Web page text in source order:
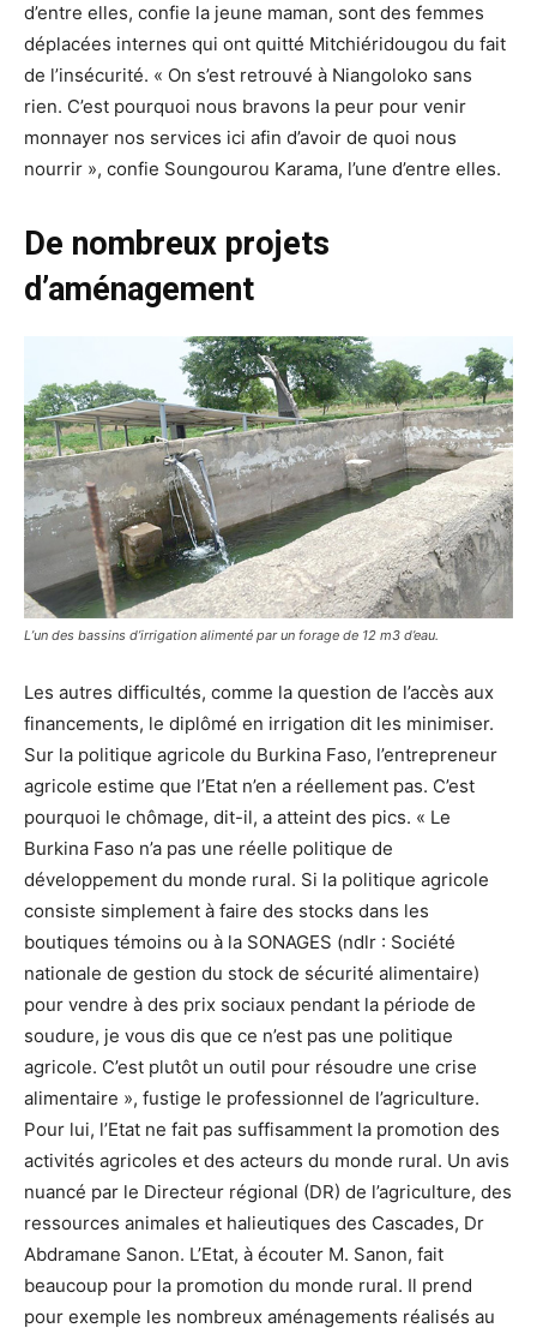
d’entre elles, confie la jeune maman, sont des femmes
déplacées internes qui ont quitté Mitchiéridougou du fait
de l’insécurité. « On s’est retrouvé à Niangoloko sans
rien. C’est pourquoi nous bravons la peur pour venir
monnayer nos services ici afin d’avoir de quoi nous
nourrir », confie Soungourou Karama, l’une d’entre elles.
De nombreux projets
d’aménagement
L’un des bassins d’irrigation alimenté par un forage de 12 m3 d’eau.
Les autres difficultés, comme la question de l’accès aux
financements, le diplômé en irrigation dit les minimiser.
Sur la politique agricole du Burkina Faso, l’entrepreneur
agricole estime que l’Etat n’en a réellement pas. C’est
pourquoi le chômage, dit-il, a atteint des pics. « Le
Burkina Faso n’a pas une réelle politique de
développement du monde rural. Si la politique agricole
consiste simplement à faire des stocks dans les
boutiques témoins ou à la SONAGES (ndlr : Société
nationale de gestion du stock de sécurité alimentaire)
pour vendre à des prix sociaux pendant la période de
soudure, je vous dis que ce n’est pas une politique
agricole. C’est plutôt un outil pour résoudre une crise
alimentaire », fustige le professionnel de l’agriculture.
Pour lui, l’Etat ne fait pas suffisamment la promotion des
activités agricoles et des acteurs du monde rural. Un avis
nuancé par le Directeur régional (DR) de l’agriculture, des
ressources animales et halieutiques des Cascades, Dr
Abdramane Sanon. L’Etat, à écouter M. Sanon, fait
beaucoup pour la promotion du monde rural. Il prend
pour exemple les nombreux aménagements réalisés au